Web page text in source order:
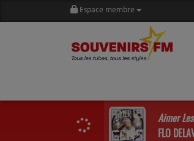
Espace membre
Aimer
FLO